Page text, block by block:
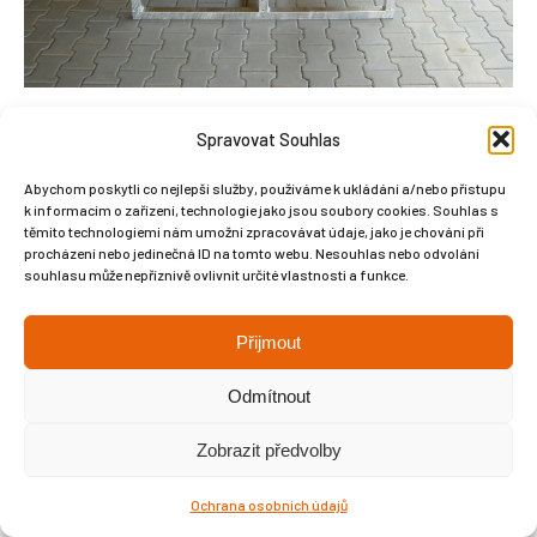
Spravovat Souhlas
Abychom poskytli co nejlepší služby, používáme k ukládání a/nebo přístupu
k informacím o zařízení, technologie jako jsou soubory cookies. Souhlas s
těmito technologiemi nám umožní zpracovávat údaje, jako je chování při
procházení nebo jedinečná ID na tomto webu. Nesouhlas nebo odvolání
souhlasu může nepříznivě ovlivnit určité vlastnosti a funkce.
Přijmout
Odmítnout
Zobrazit předvolby
Ochrana osobních údajů
Copyright © Weiron Dynamics, s.r.o. |Tvorba webových stránek
SEO